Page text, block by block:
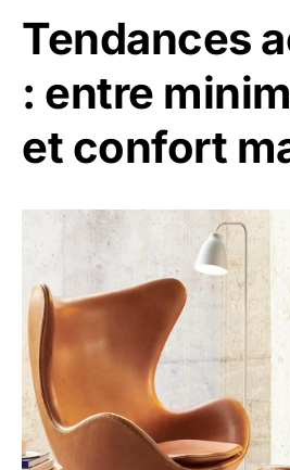
Tendances
: entre
et confort